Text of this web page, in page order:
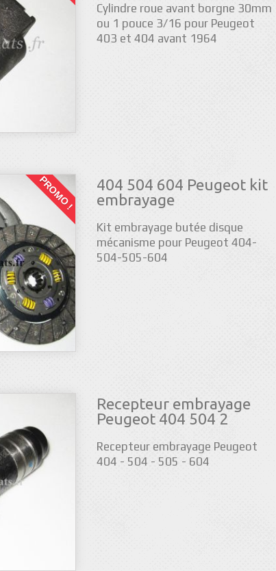
Cylindre roue avant borgne 30mm
ou 1 pouce 3/16 pour Peugeot
403 et 404 avant 1964
PROMO !
404 504 604 Peugeot kit
embrayage
Kit embrayage butée disque
mécanisme pour Peugeot 404-
504-505-604
Recepteur embrayage
Peugeot 404 504 2
Recepteur embrayage Peugeot
404 - 504 - 505 - 604